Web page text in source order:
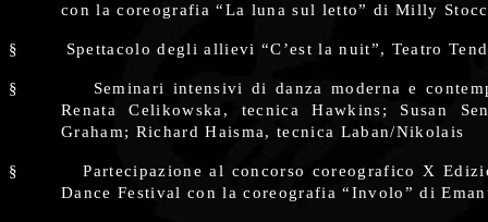
con la coreografia “La luna sul letto” di Milly
§ Spettacolo degli allievi “C’est la nuit”, Teatro
§
Seminari intensivi di danza moderna e
Renata Celikowska, tecnica Hawkins; Susan
Graham; Richard Haisma, tecnica Laban/Nikolais
§
Partecipazione al concorso coreografico X
Dance Festival con la coreografia “Involo” di